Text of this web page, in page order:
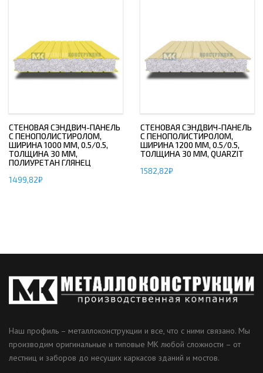
СТЕНОВАЯ СЭНДВИЧ-ПАНЕЛЬ
С ПЕНОПОЛИСТИРОЛОМ,
ШИРИНА 1000 ММ, 0.5/0.5,
ТОЛЩИНА 30 ММ,
ПОЛИУРЕТАН ГЛЯНЕЦ
1499,82₽
СТЕНОВАЯ СЭНДВИЧ-ПАНЕЛЬ
С ПЕНОПОЛИСТИРОЛОМ,
ШИРИНА 1200 ММ, 0.5/0.5,
ТОЛЩИНА 30 ММ, QUARZIT
1582,82₽
Наш профиль – металлоконструкции и все, что с ними связано. Мы
производим оригинальные и типовые МК любой сложности – от
лестниц и заборов до несущих каркасов зданий и мостов.